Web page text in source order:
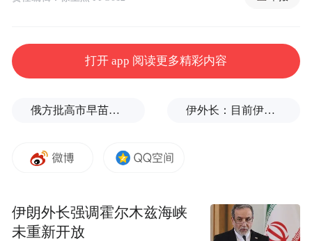
下陆区新型冠状病毒感染的肺炎疫情防控指挥部等
打开 app 阅读更多精彩内容
俄方批高市早苗不敢点名美国：当年的原子弹是UFO扔的吗？ 伊外长：目前伊朗与美国之间没有进行任何谈判
伊朗外长强调霍尔木兹海峡
未重新开放